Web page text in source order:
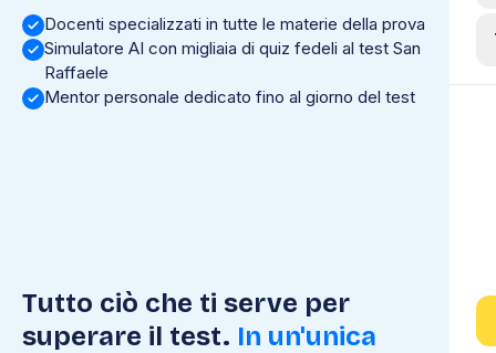
Docenti specializzati in tutte le materie della prova
Simulatore AI con migliaia di quiz fedeli al test San
Raffaele
Mentor personale dedicato fino al giorno del test
Tutto ciò che ti serve per
superare il test. In un'unica